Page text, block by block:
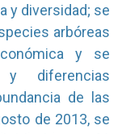
y diversidad; se
arbóreas
y se
y diferencias
de las
de 2013, se